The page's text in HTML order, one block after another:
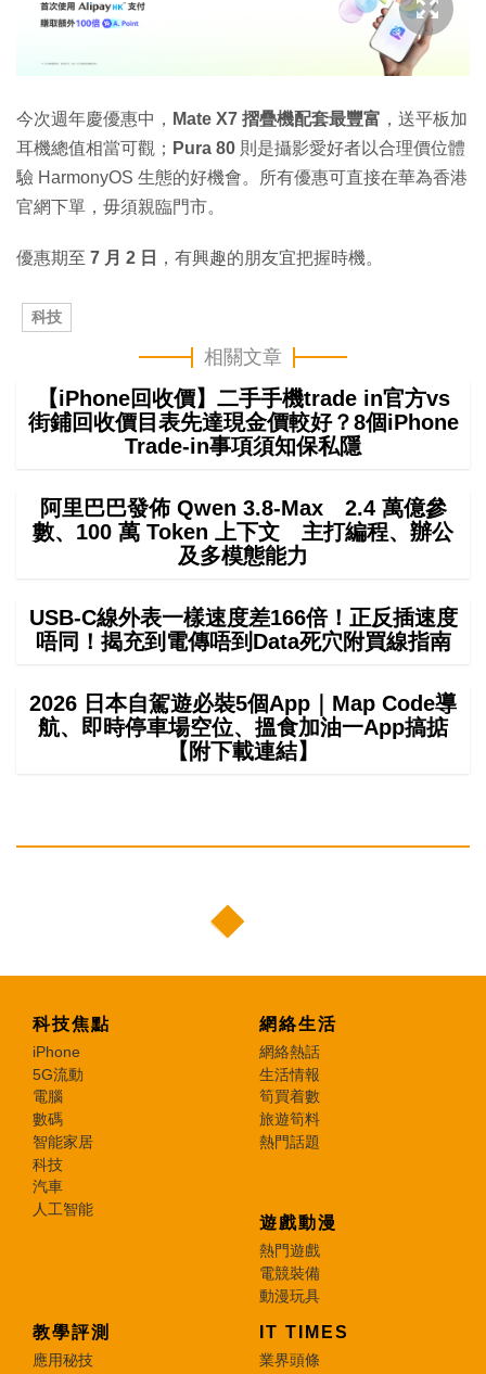
今次週年慶優惠中， Mate X7 摺疊機配套最豐富 ，送平板加
耳機總值相當可觀； Pura 80 則是攝影愛好者以合理價位體
驗 HarmonyOS 生態的好機會。所有優惠可直接在華為香港
官網下單，毋須親臨門市。
優惠期至 7 月 2 日 ，有興趣的朋友宜把握時機。
科技
相關文章
【iPhone回收價】二手手機trade in官方vs
街鋪回收價目表先達現金價較好？8個iPhone
Trade-in事項須知保私隱
阿里巴巴發佈 Qwen 3.8-Max 2.4 萬億參
數、100 萬 Token 上下文 主打編程、辦公
及多模態能力
USB-C線外表一樣速度差166倍！正反插速度
唔同！揭充到電傳唔到Data死穴附買線指南
2026 日本自駕遊必裝5個App｜Map Code導
航、即時停車場空位、搵食加油一App搞掂
【附下載連結】
科技焦點
iPhone
5G流動
電腦
數碼
智能家居
科技
汽車
人工智能
網絡生活
網絡熱話
生活情報
筍買着數
旅遊筍料
熱門話題
遊戲動漫
熱門遊戲
電競裝備
動漫玩具
教學評測
應用秘技
IT TIMES
業界頭條